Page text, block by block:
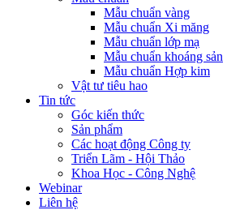
Mẫu chuẩn vàng
Mẫu chuẩn Xi măng
Mẫu chuẩn lớp mạ
Mẫu chuẩn khoáng sản
Mẫu chuẩn Hợp kim
Vật tư tiêu hao
Tin tức
Góc kiến thức
Sản phẩm
Các hoạt động Công ty
Triển Lãm - Hội Thảo
Khoa Học - Công Nghệ
Webinar
Liên hệ